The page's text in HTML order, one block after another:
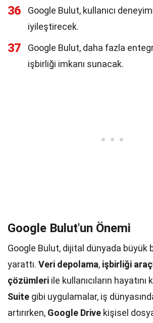
36
Google Bulut, kullanıcı
iyileştirecek.
37
Google Bulut, daha fazla
işbirliği imkanı sunacak.
Google Bulut'un Önemi
Google Bulut, dijital dünyada büyük
yarattı. Veri depolama, işbirliği
çözümleri ile kullanıcıların hayatını
Suite gibi uygulamalar, iş
artırırken, Google Drive kişisel